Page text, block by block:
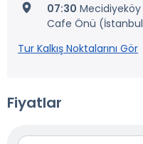
07:30 Mecidiyeköy
Cafe Önü
Tur Kalkış Noktalarını Gör
Fiyatlar